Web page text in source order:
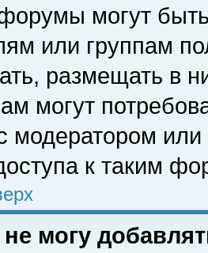
могут
или группам
размещать в
могут
модератором
к таким
могу